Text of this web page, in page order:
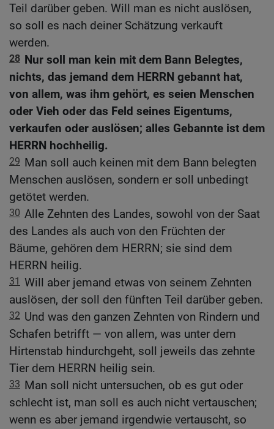
Teil darüber geben. Will man es nicht auslösen,
so soll es nach deiner Schätzung verkauft
werden.
28 Nur soll man kein mit dem Bann Belegtes,
nichts, das jemand dem HERRN gebannt hat,
von allem, was ihm gehört, es seien Menschen
oder Vieh oder das Feld seines Eigentums,
verkaufen oder auslösen; alles Gebannte ist dem
HERRN hochheilig.
29 Man soll auch keinen mit dem Bann belegten
Menschen auslösen, sondern er soll unbedingt
getötet werden.
30 Alle Zehnten des Landes, sowohl von der Saat
des Landes als auch von den Früchten der
Bäume, gehören dem HERRN; sie sind dem
HERRN heilig.
31 Will aber jemand etwas von seinem Zehnten
auslösen, der soll den fünften Teil darüber geben.
32 Und was den ganzen Zehnten von Rindern und
Schafen betrifft — von allem, was unter dem
Hirtenstab hindurchgeht, soll jeweils das zehnte
Tier dem HERRN heilig sein.
33 Man soll nicht untersuchen, ob es gut oder
schlecht ist, man soll es auch nicht vertauschen;
wenn es aber jemand irgendwie vertauscht, so